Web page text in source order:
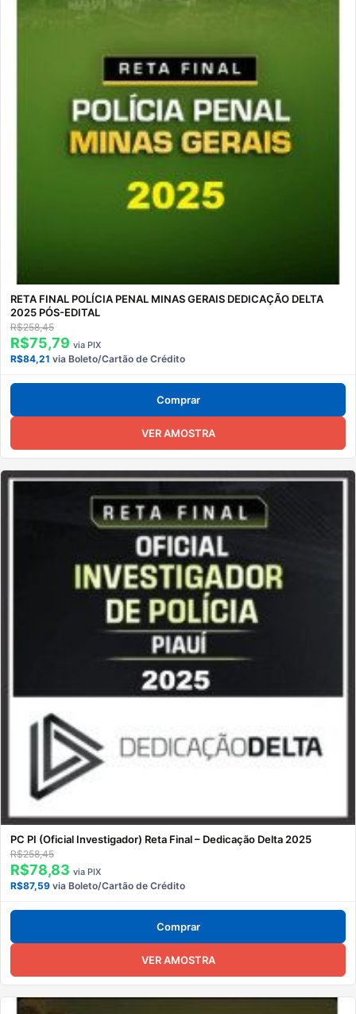
RETA FINAL POLÍCIA PENAL MINAS GERAIS DEDICAÇÃO DELTA
2025 PÓS-EDITAL
R$258,45
R$75,79 via PIX
R$84,21 via Boleto/Cartão de Crédito
Comprar
VER AMOSTRA
PC PI (Oficial Investigador) Reta Final – Dedicação Delta 2025
R$258,45
R$78,83 via PIX
R$87,59 via Boleto/Cartão de Crédito
Comprar
VER AMOSTRA